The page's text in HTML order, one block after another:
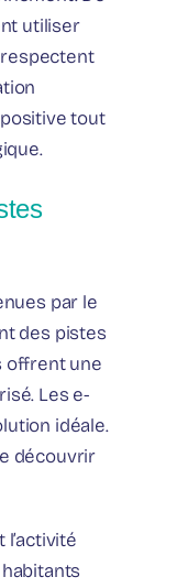
utiliser
tout
par le
des pistes
offrent une
Les e-
idéale.
découvrir